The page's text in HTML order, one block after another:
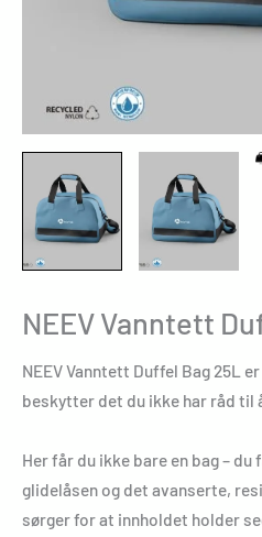
NEEV Vanntett
NEEV Vanntett Duffel Bag 25L
beskytter det du ikke har råd til
Her får du ikke bare en bag –
glidelåsen og det avanserte,
sørger for at innholdet holder